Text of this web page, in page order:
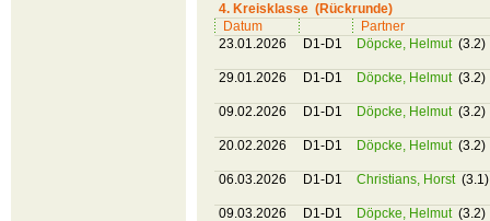
4. Kreisklasse (Rückrunde)
Datum
Partner
23.01.2026
D1-D1 Döpcke, Helmut (3.2)
29.01.2026 D1-D1 Döpcke, Helmut (3.2)
09.02.2026 D1-D1 Döpcke, Helmut (3.2)
20.02.2026 D1-D1 Döpcke, Helmut (3.2)
06.03.2026 D1-D1 Christians, Horst (3.1)
09.03.2026 D1-D1 Döpcke, Helmut (3.2)